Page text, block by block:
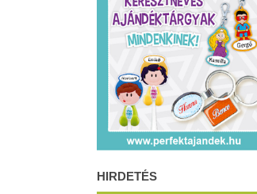
HIRDETÉS